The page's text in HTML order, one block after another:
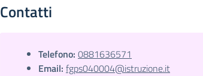
Contatti
Telefono: 0881636571
Email: fgps040004@istruzione.it